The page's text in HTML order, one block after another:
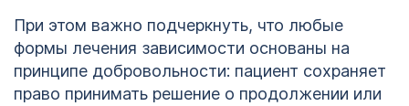
При этом важно подчеркнуть, что любые
формы лечения зависимости основаны на
принципе добровольности: пациент сохраняет
право принимать решение о продолжении или